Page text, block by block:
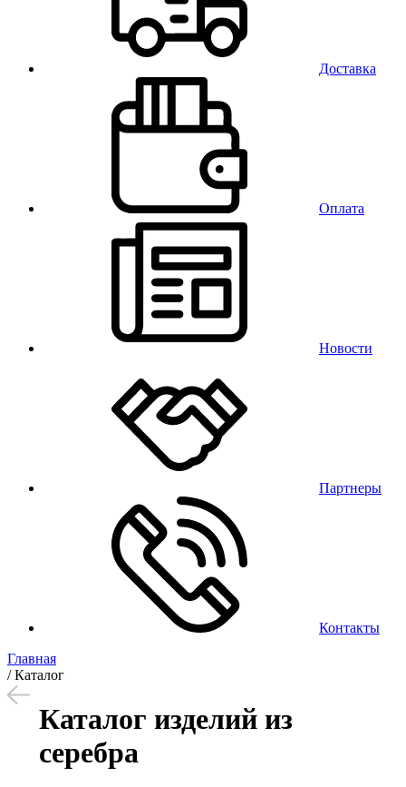
Доставка
Оплата
Новости
Партнеры
Контакты
Главная
/Каталог
Каталог изделий из
серебра